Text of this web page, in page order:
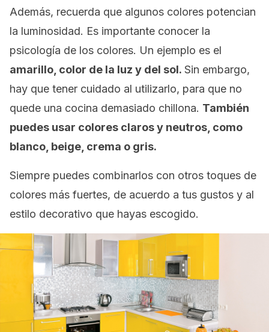
Además, recuerda que algunos colores potencian
la luminosidad. Es importante conocer la
psicología de los colores. Un ejemplo es el
amarillo, color de la luz y del sol. Sin embargo,
hay que tener cuidado al utilizarlo, para que no
quede una cocina demasiado chillona. También
puedes usar colores claros y neutros, como
blanco, beige, crema o gris.
Siempre puedes combinarlos con otros toques de
colores más fuertes, de acuerdo a tus gustos y al
estilo decorativo que hayas escogido.